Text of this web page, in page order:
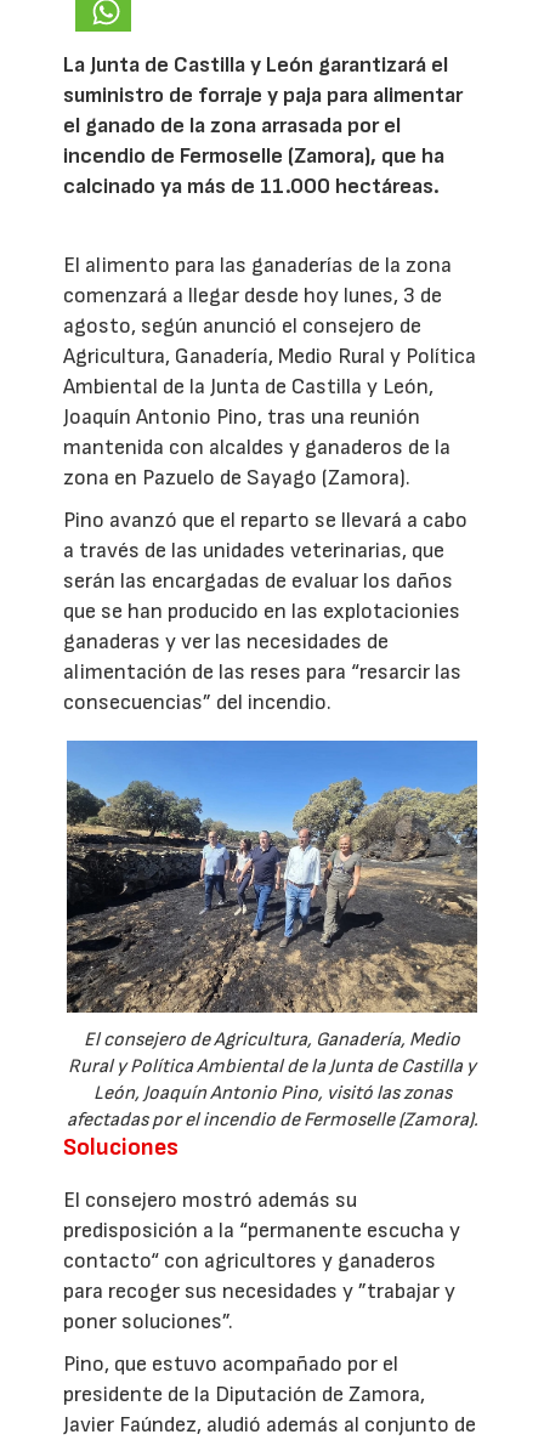
La Junta de Castilla y León garantizará el
suministro de forraje y paja para alimentar
el ganado de la zona arrasada por el
incendio de Fermoselle (Zamora), que ha
calcinado ya más de 11.000 hectáreas.
El alimento para las ganaderías de la zona
comenzará a llegar desde hoy lunes, 3 de
agosto, según anunció el consejero de
Agricultura, Ganadería, Medio Rural y Política
Ambiental de la Junta de Castilla y León,
Joaquín Antonio Pino, tras una reunión
mantenida con alcaldes y ganaderos de la
zona en Pazuelo de Sayago (Zamora).
Pino avanzó que el reparto se llevará a cabo
a través de las unidades veterinarias, que
serán las encargadas de evaluar los daños
que se han producido en las explotacionies
ganaderas y ver las necesidades de
alimentación de las reses para “resarcir las
consecuencias” del incendio.
El consejero de Agricultura, Ganadería, Medio
Rural y Política Ambiental de la Junta de Castilla y
León, Joaquín Antonio Pino, visitó las zonas
afectadas por el incendio de Fermoselle (Zamora).
Soluciones
El consejero mostró además su
predisposición a la “permanente escucha y
contacto“ con agricultores y ganaderos
para recoger sus necesidades y ”trabajar y
poner soluciones”.
Pino, que estuvo acompañado por el
presidente de la Diputación de Zamora,
Javier Faúndez, aludió además al conjunto de